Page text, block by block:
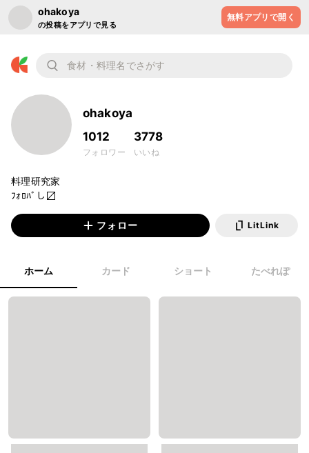
ohakoya
の投稿をアプリで見る
無料アプリで開く
ohakoya
1012
フォロワー
3778
いいね
料理研究家
ﾌｫﾛﾊﾞし〼
フォロー LitLink
ホーム カード ショート たべれぽ